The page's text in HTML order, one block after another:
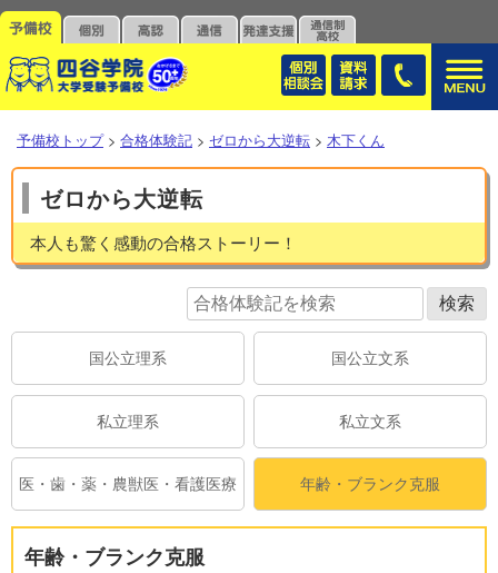
予備校トップ > 合格体験記 > ゼロから大逆転 > 木下くん
ゼロから大逆転
本人も驚く感動の合格ストーリー！
国公立理系 国公立文系
私立理系 私立文系
医・歯・薬・農獣医・看護医療 年齢・ブランク克服
年齢・ブランク克服